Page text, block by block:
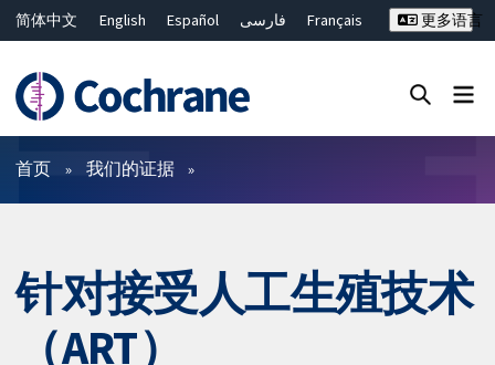
简体中文 English Español فارسی
Français
ไทย
繁體中文
更多语言
过滤
首页 我们的证据
针对接受人工生殖技术
（ART）